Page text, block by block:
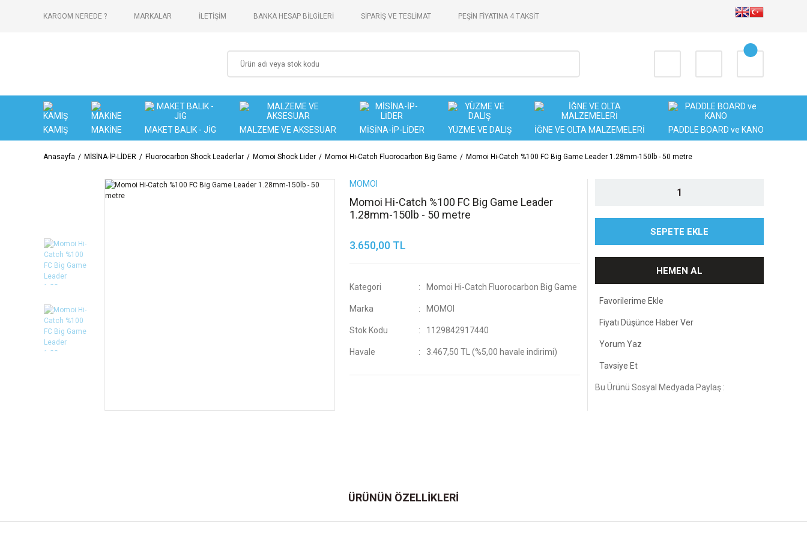
KARGOM NEREDE ? MARKALAR İLETİŞİM BANKA HESAP BİLGİLERİ SİPARİŞ VE TESLİMAT PEŞİN FİYATINA 4 TAKSİT
KAMIŞ MAKİNE MAKET BALIK - JİG MALZEME VE AKSESUAR MİSİNA-İP-LİDER YÜZME VE DALIŞ İĞNE VE OLTA MALZEMELERİ PADDLE BOARD ve KANO
Anasayfa MİSİNA-İP-LİDER Fluorocarbon Shock Leaderlar Momoi Shock Lider Momoi Hi-Catch Fluorocarbon Big Game Momoi Hi-Catch %100 FC Big Game Leader 1.28mm-150lb - 50 metre
MOMOI
Momoi Hi-Catch %100 FC Big Game Leader
1.28mm-150lb - 50 metre
3.650,00 TL
Kategori Momoi Hi-Catch Fluorocarbon Big Game
Marka MOMOI
Stok Kodu 1129842917440
Havale 3.467,50 TL (%5,00 havale indirimi)
SEPETE EKLE
HEMEN AL
Fiyatı Düşünce Haber Ver
Yorum Yaz
Tavsiye Et
Bu Ürünü Sosyal Medyada Paylaş :
ÜRÜNÜN ÖZELLİKLERİ